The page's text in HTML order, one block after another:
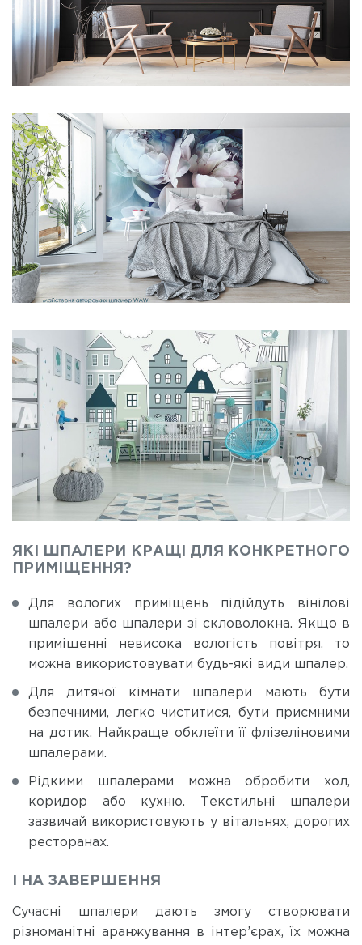
ЯКІ ШПАЛЕРИ КРАЩІ ДЛЯ КОНКРЕТНОГО
ПРИМІЩЕННЯ?
Для вологих приміщень підійдуть вінілові
шпалери або шпалери зі скловолокна. Якщо в
приміщенні невисока вологість повітря, то
можна використовувати будь-які види шпалер.
Для дитячої кімнати шпалери мають бути
безпечними, легко чиститися, бути приємними
на дотик. Найкраще обклеїти її флізеліновими
шпалерами.
Рідкими шпалерами можна обробити хол,
коридор або кухню. Текстильні шпалери
зазвичай використовують у вітальнях, дорогих
ресторанах.
І НА ЗАВЕРШЕННЯ
Сучасні шпалери дають змогу створювати
різноманітні аранжування в інтер’єрах, їх можна